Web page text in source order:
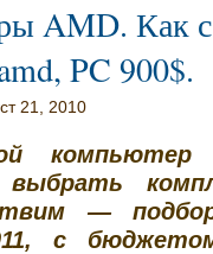
AMD. Как
PC 900$.
21, 2010
—
с